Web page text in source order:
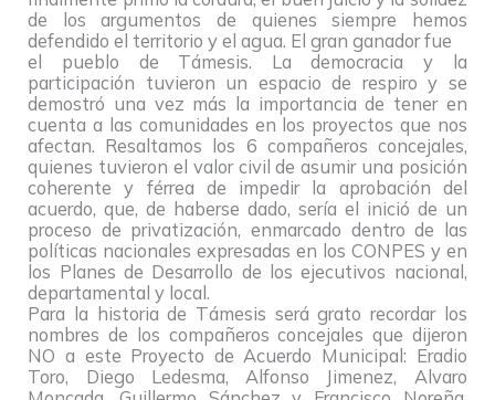
de los argumentos de quienes siempre hemos
defendido el territorio y el agua. El gran ganador fue
el pueblo de Támesis. La democracia y la
participación tuvieron un espacio de respiro y se
demostró una vez más la importancia de tener en
cuenta a las comunidades en los proyectos que nos
afectan. Resaltamos los 6 compañeros concejales,
quienes tuvieron el valor civil de asumir una posición
coherente y férrea de impedir la aprobación del
acuerdo, que, de haberse dado, sería el inició de un
proceso de privatización, enmarcado dentro de las
políticas nacionales expresadas en los CONPES y en
los Planes de Desarrollo de los ejecutivos nacional,
departamental y local.
Para la historia de Támesis será grato recordar los
nombres de los compañeros concejales que dijeron
NO a este Proyecto de Acuerdo Municipal: Eradio
Toro, Diego Ledesma, Alfonso Jimenez, Alvaro